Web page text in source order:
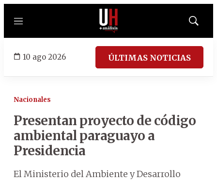
Menú
Mostrar
10 ago 2026 ÚLTIMAS NOTICIAS
Nacionales
Presentan proyecto de código
ambiental paraguayo a
Presidencia
El Ministerio del Ambiente y Desarrollo